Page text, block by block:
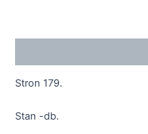
Stron 179.
Stan -db.